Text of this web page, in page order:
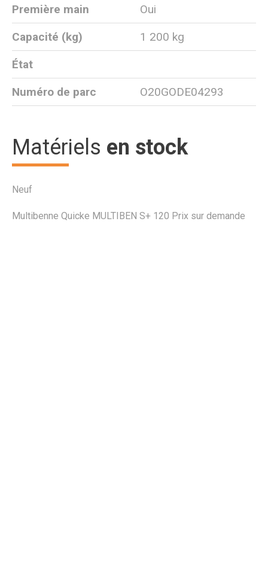
Première main
Oui
Capacité (kg)
1 200 kg
État
Numéro de parc
O20GODE04293
Matériels en stock
Neuf
Multibenne Quicke MULTIBEN S+ 120 Prix sur demande